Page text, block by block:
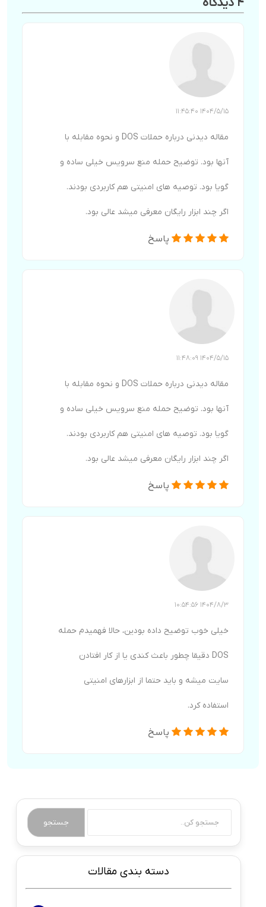
1404/5/15 11:45:40
مقاله دیدنی درباره حملات DOS و نحوه مقابله با
آنها بود. توضیح حمله منع سرویس خیلی ساده و
گویا بود. توصیه های امنیتی هم کاربردی بودند.
اگر چند ابزار رایگان معرفی میشد عالی بود.
پاسخ
1404/5/15 11:48:09
مقاله دیدنی درباره حملات DOS و نحوه مقابله با
آنها بود. توضیح حمله منع سرویس خیلی ساده و
گویا بود. توصیه های امنیتی هم کاربردی بودند.
اگر چند ابزار رایگان معرفی میشد عالی بود.
پاسخ
1404/8/3 10:54:56
خیلی خوب توضیح داده بودین، حالا فهمیدم حمله
DOS دقیقا چطور باعث کندی یا از کار افتادن
سایت میشه و باید حتما از ابزارهای امنیتی
استفاده کرد.
پاسخ
جستجو
دسته بندی مقالات